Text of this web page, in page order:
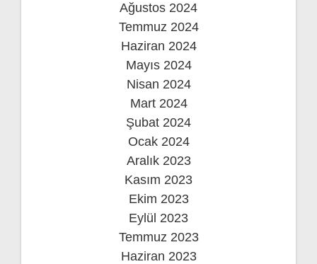
Ağustos 2024
Temmuz 2024
Haziran 2024
Mayıs 2024
Nisan 2024
Mart 2024
Şubat 2024
Ocak 2024
Aralık 2023
Kasım 2023
Ekim 2023
Eylül 2023
Temmuz 2023
Haziran 2023